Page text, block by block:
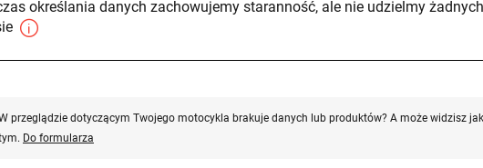
określania danych zachowujemy staranność, ale nie udzielmy
przeglądzie dotyczącym Twojego motocykla brakuje danych lub produktów? A może widzisz
Do formularza